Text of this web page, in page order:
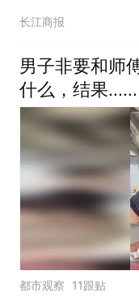
4.8%居第六吉
长江商报
男子非要和师
什么，结果
看清
都市观察 11跟贴